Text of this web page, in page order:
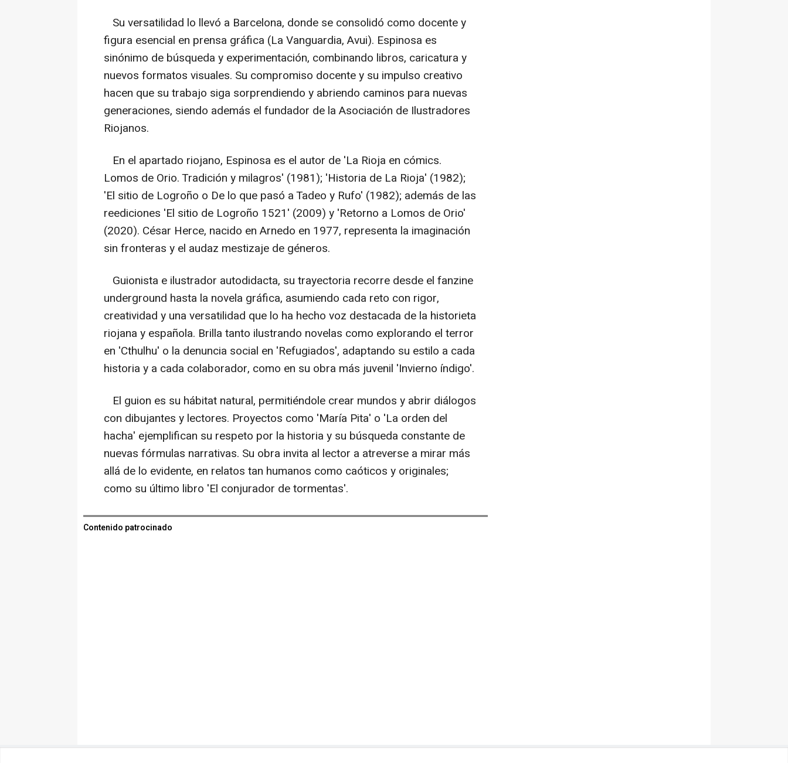
Su versatilidad lo llevó a Barcelona, donde se consolidó como docente y
figura esencial en prensa gráfica (La Vanguardia, Avui). Espinosa es
sinónimo de búsqueda y experimentación, combinando libros, caricatura y
nuevos formatos visuales. Su compromiso docente y su impulso creativo
hacen que su trabajo siga sorprendiendo y abriendo caminos para nuevas
generaciones, siendo además el fundador de la Asociación de Ilustradores
Riojanos.
En el apartado riojano, Espinosa es el autor de 'La Rioja en cómics.
Lomos de Orio. Tradición y milagros' (1981); 'Historia de La Rioja' (1982);
'El sitio de Logroño o De lo que pasó a Tadeo y Rufo' (1982); además de las
reediciones 'El sitio de Logroño 1521' (2009) y 'Retorno a Lomos de Orio'
(2020). César Herce, nacido en Arnedo en 1977, representa la imaginación
sin fronteras y el audaz mestizaje de géneros.
Guionista e ilustrador autodidacta, su trayectoria recorre desde el fanzine
underground hasta la novela gráfica, asumiendo cada reto con rigor,
creatividad y una versatilidad que lo ha hecho voz destacada de la historieta
riojana y española. Brilla tanto ilustrando novelas como explorando el terror
en 'Cthulhu' o la denuncia social en 'Refugiados', adaptando su estilo a cada
historia y a cada colaborador, como en su obra más juvenil 'Invierno índigo'.
El guion es su hábitat natural, permitiéndole crear mundos y abrir diálogos
con dibujantes y lectores. Proyectos como 'María Pita' o 'La orden del
hacha' ejemplifican su respeto por la historia y su búsqueda constante de
nuevas fórmulas narrativas. Su obra invita al lector a atreverse a mirar más
allá de lo evidente, en relatos tan humanos como caóticos y originales;
como su último libro 'El conjurador de tormentas'.
Contenido patrocinado